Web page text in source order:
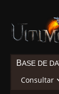
BASE DE
Consultar